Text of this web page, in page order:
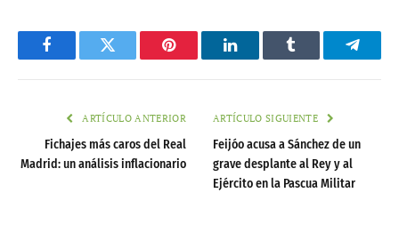
FacebookTwitter Pinterest LinkedInTumblr
ARTÍCULO ANTERIOR
Fichajes más caros del Real
Madrid: un análisis inflacionario
ARTÍCULO SIGUIENTE
Feijóo acusa a Sánchez de un
grave desplante al Rey y al
Ejército en la Pascua Militar